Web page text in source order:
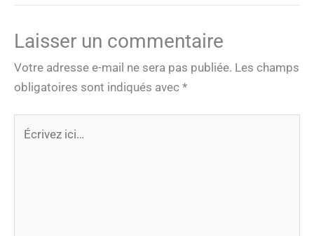
Laisser un commentaire
Votre adresse e-mail ne sera pas publiée. Les champs
obligatoires sont indiqués avec *